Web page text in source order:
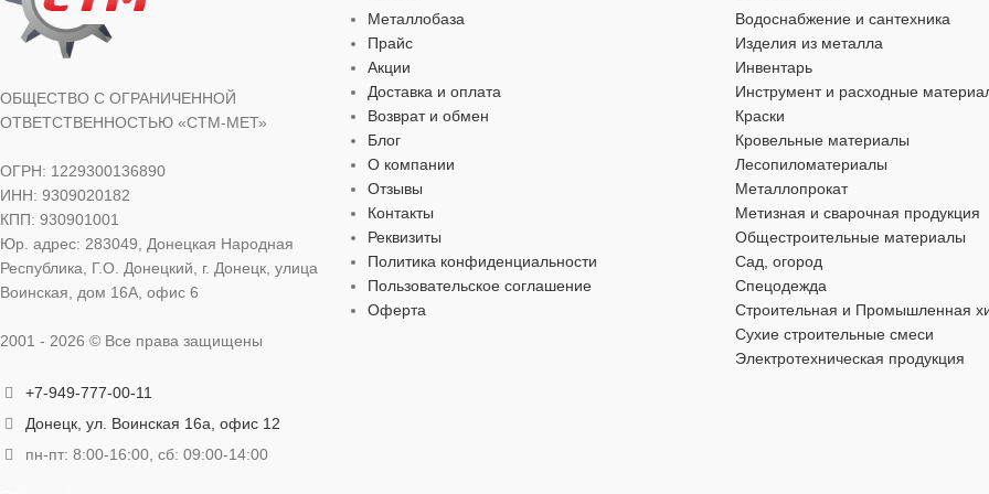
для отопления
оцинкованная сталь
ДИАМЕТР 74 мм, 80 мм
крепеж ,резинка EPDM
для водоснабжения
для отопления
ЦВЕТ серебристый
МАТЕРИАЛ
оцинкованная сталь
ДИАМЕТР 155 мм,162 мм
ДОПОЛНИТЕЛЬНАЯ
ИНФОРМАЦИЯ
Обжимной хомут предназначен для
герметичного крепления шлангов,
патрубков и других гибких
ЦВЕТ серебристый
МАТЕРИАЛ
ДИАМЕТР 12 мм,8 мм
ОБЩЕСТВО С ОГРАНИЧЕННОЙ
ОТВЕТСТВЕННОСТЬЮ «СТМ-МЕТ»
ОГРН: 1229300136890
ИНН: 9309020182
КПП: 930901001
Юр. адрес: 283049, Донецкая Народная
Республика, Г.О. Донецкий, г. Донецк, улица
Воинская, дом 16А, офис 6
2001 - 2026 © Все права защищены
+7-949-777-00-11
Донецк, ул. Воинская 16а, офис 12
пн-пт: 8:00-16:00, сб: 09:00-14:00
Металлобаза
Прайс
Акции
Доставка и оплата
Возврат и обмен
Блог
О компании
Отзывы
Контакты
Реквизиты
Политика конфиденциальности
Пользовательское соглашение
Оферта
Водоснабжение и сантехника
Изделия из металла
Инвентарь
Инструмент и расходные
Краски
Кровельные материалы
Лесопиломатериалы
Металлопрокат
Метизная и сварочная продукция
Общестроительные материалы
Сад, огород
Спецодежда
Строительная и Промышленная
Сухие строительные смеси
Электротехническая продукция